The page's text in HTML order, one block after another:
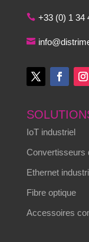
+33 (0) 1 34
IoT industriel
Convertisseurs
Ethernet
Fibre optique
Accessoires